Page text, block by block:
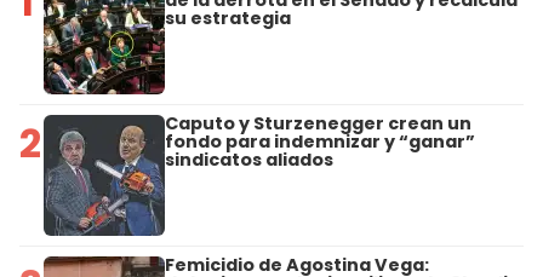
su estrategia
2 Caputo y Sturzenegger crean un
fondo para indemnizar y “ganar”
sindicatos aliados
Femicidio de Agostina Vega: